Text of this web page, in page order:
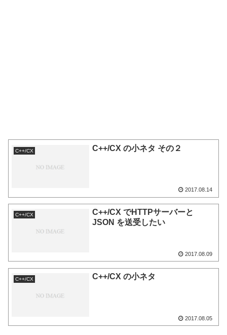
C++/CX C++/CX の小ネタ その２
2017.08.14
C++/CX
C++/CX でHTTPサーバーと
JSON を送受したい
2017.08.09
C++/CX C++/CX の小ネタ
2017.08.05